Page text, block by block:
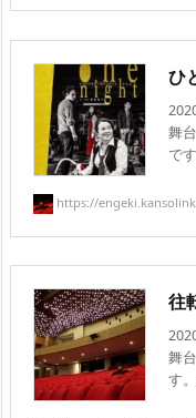
ひ
舞
で
https://
往
舞
す